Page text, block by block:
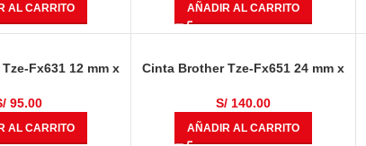
AL CARRITO AÑADIR AL CARRITO
Fx631 12 mm x
95.00
AL CARRITO
Cinta Brother Tze-Fx651 24 mm x
S/ 140.00
AÑADIR AL CARRITO